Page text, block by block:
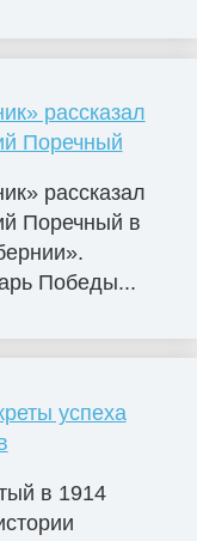
рассказал
Поречный
рассказал
Поречный в
Победы...
успеха
в 1914